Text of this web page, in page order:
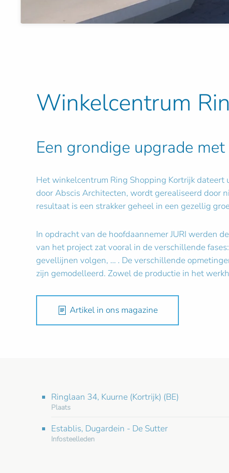
Winkelcentrum
Een grondige upgrade
Het winkelcentrum Ring Shopping Kortrijk dateert
door Abscis Architecten, wordt gerealiseerd door
resultaat is een strakker geheel in een gezellig
In opdracht van de hoofdaannemer JURI werden
van het project zat vooral in de verschillende
gevellijnen volgen, … . De verschillende
zijn gemodelleerd. Zowel de productie in het
Artikel in ons magazine
Ringlaan 34, Kuurne (Kortrijk) (BE)
Plaats
Establis, Dugardein - De Sutter
Infosteelleden